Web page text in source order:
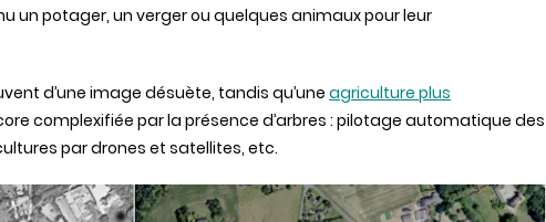
un potager, un verger ou quelques animaux pour leur
d’une image désuète, tandis qu’une agriculture plus
complexifiée par la présence d’arbres : pilotage automatique des
par drones et satellites, etc.